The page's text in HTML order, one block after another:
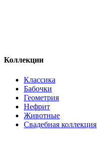
Коллекции
Классика
Бабочки
Геометрия
Нефрит
Животные
Свадебная коллекция